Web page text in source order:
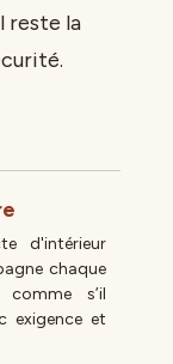
reste la
d'intérieur
chaque
s’il
exigence et